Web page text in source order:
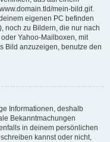
mein-bild.gif.
eigenen PC befinden
noch zu Bildern, die nur nach
Yahoo-Mailboxen, mit
Bild anzuzeigen, benutze den
Informationen, deshalb
Bekanntmachungen
in deinem persönlichen
kannst oder nicht,